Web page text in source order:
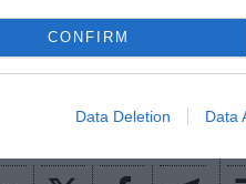
CONFIRM
Data Deletion Data
como fuente preferida de
con las últimas noticias de